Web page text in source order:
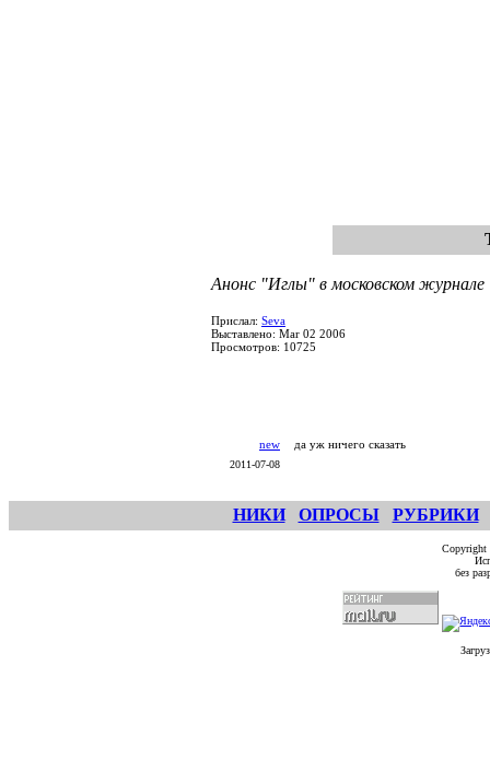
Анонс "Иглы" в московском
Прислал: Seva
Выставлено: Mar 02 2006
Просмотров: 10725
new
2011-07-08
да уж ничего сказать
НИКИ ОПРОСЫ РУБРИКИ
без